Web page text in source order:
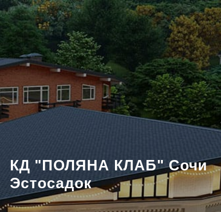
КД "ПОЛЯНА КЛАБ" Сочи
Эстосадок